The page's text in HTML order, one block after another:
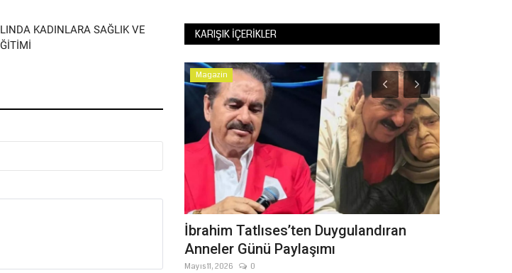
KADINLARA SAĞLIK VE
KARIŞIK İÇERIKLER
0
Magazin
İbrahim Tatlıses’ten Duygulandıran
Anneler Günü Paylaşımı
Mayıs 11, 2026 0